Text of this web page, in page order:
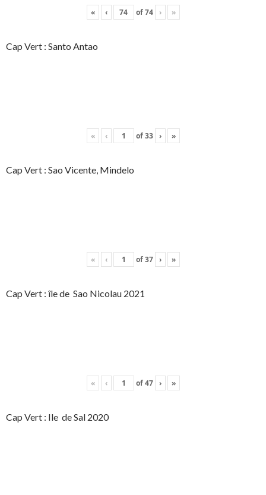
« ‹ of74 › »
Cap Vert : Santo Antao
« ‹ of33 › »
Cap Vert : Sao Vicente, Mindelo
« ‹ of37 › »
Cap Vert : île de Sao Nicolau 2021
« ‹ of47 › »
Cap Vert : Ile de Sal 2020